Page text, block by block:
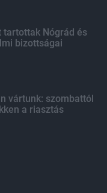
tartottak Nógrád és
bizottságai
vártunk: szombattól
a riasztás